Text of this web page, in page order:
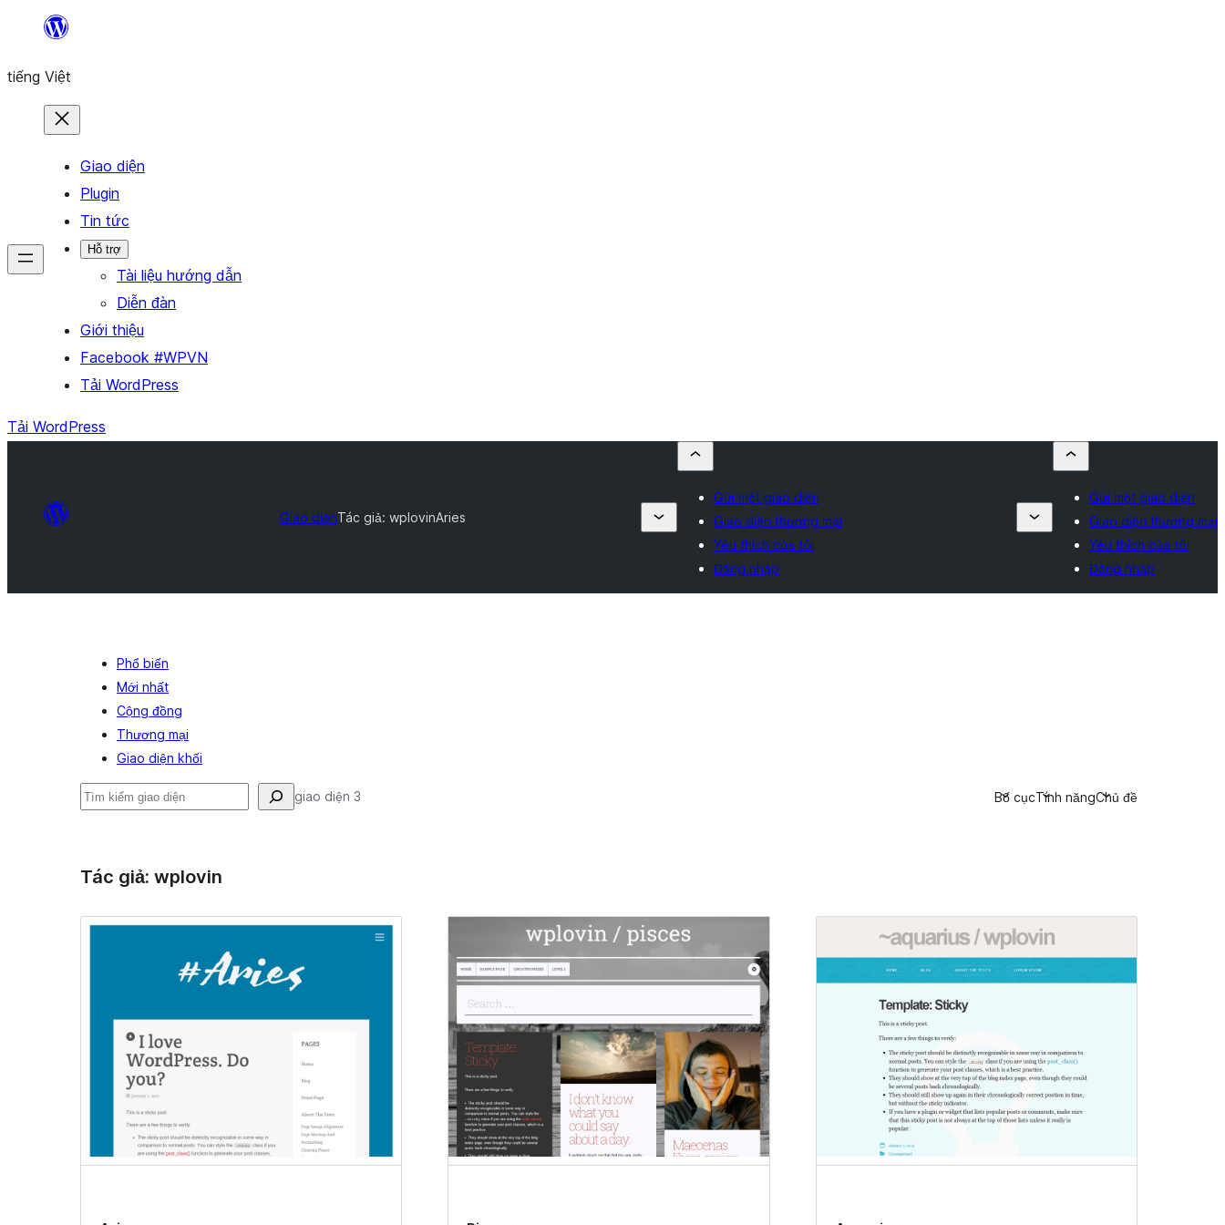
Chuyển
phần
tiếng Việt
Giao diện
Plugin
Tin tức
Hỗ trợ
Tài liệu hướng dẫn
Diễn đàn
Giới thiệu
Facebook #WPVN
Tải WordPress
Tải WordPress
Giao diệnTác giả: wplovinAries
Gửi một giao diện
Giao diện thương mại
Yêu thích của tôi
Đăng nhập
Gửi một giao diện
Giao diện thương mại
Yêu thích của tôi
Đăng nhập
Phổ biến
Mới nhất
Cộng đồng
Thương mại
Giao diện khối
Tìm
giao diện 3 Bố cụcTính năngChủ đề
Tác giả: wplovin